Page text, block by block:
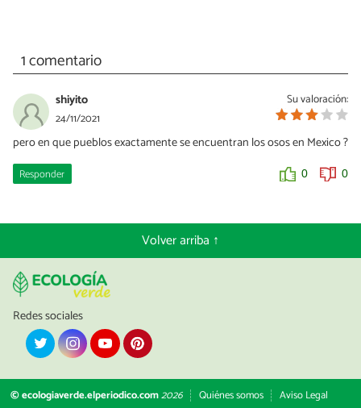
1 comentario
Su valoración:
shiyito
24/11/2021
pero en que pueblos exactamente se encuentran los osos en Mexico ?
Responder 0 0
Volver arriba ↑
Redes sociales
© ecologiaverde.elperiodico.com2026 Quiénes somos
Aviso Legal